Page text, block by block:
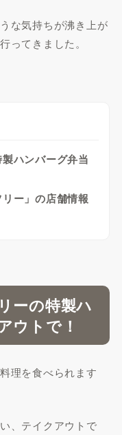
な気持ちが沸き上が
ってきました。
ハンバーグ弁当
ー」の店舗情報
ーの特製ハ
ウトで！
理を食べられます
、テイクアウトで